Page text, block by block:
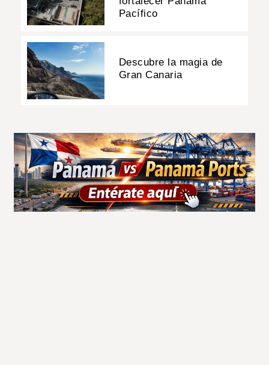
Pacífico
Descubre la magia de
Gran Canaria